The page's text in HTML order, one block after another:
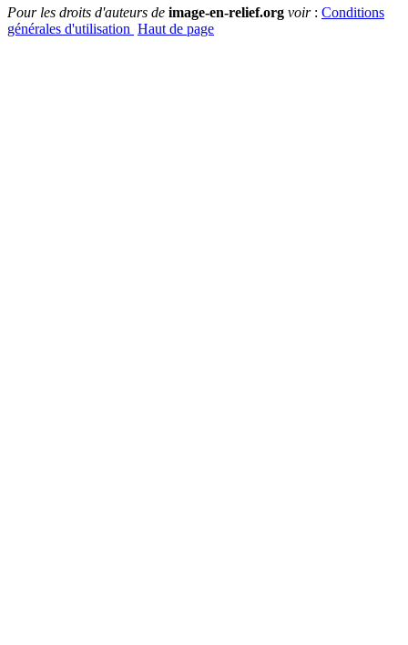
Pour les droits d'auteurs de image-en-relief.org voir: Conditions
générales d'utilisation Haut de page